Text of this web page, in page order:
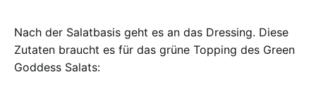
Nach der Salatbasis geht es an das Dressing. Diese
Zutaten braucht es für das grüne Topping des Green
Goddess Salats: